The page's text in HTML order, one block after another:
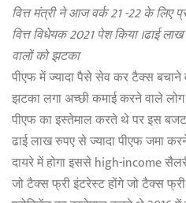
वित्त मंत्री ने आज वर्क 21 -22 के लिए
वित्त विधेयक 2021 पेश किया ।ढाई
वालों को झटका
पीएफ में ज्यादा पैसे सेव कर टैक्स
झटका लगा अच्छी कमाई करने वाले
पीएफ का इस्तेमाल करते थे पर इस
ढाई लाख रुपए से ज्यादा पीएफ जमा
दायरे में होगा इससे high-income
जो टैक्स फ्री इंटरेस्ट होंगे जो टैक्स